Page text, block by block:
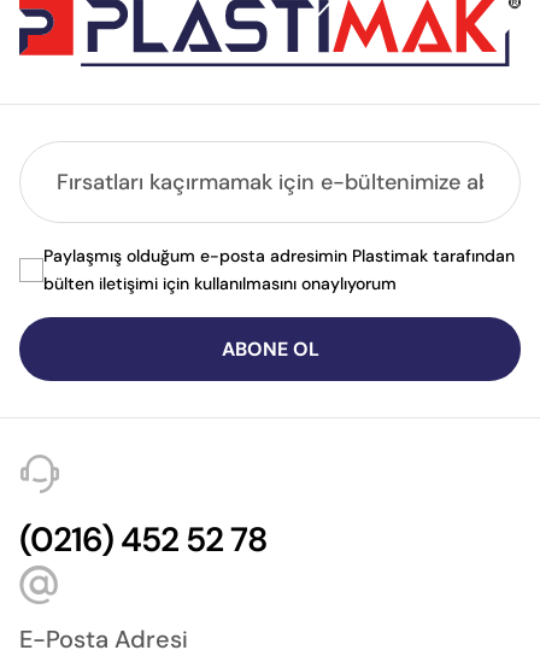
ABONE OL
Paylaşmış olduğum e-posta adresimin Plastimak tarafından
bülten iletişimi için kullanılmasını onaylıyorum
(0216) 452 52 78
E-Posta Adresi